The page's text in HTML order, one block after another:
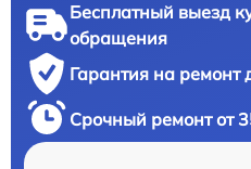
Бесплатный выезд
обращения
Гарантия на ремонт
Срочный ремонт от